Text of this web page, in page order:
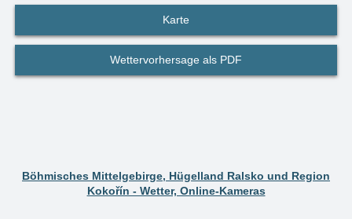
Karte
Wettervorhersage als PDF
Böhmisches Mittelgebirge, Hügelland Ralsko und Region
Kokořín - Wetter, Online-Kameras